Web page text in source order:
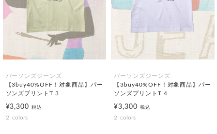
パーソンズジーンズ
【3buy40%OFF！対象商品】パー
ソンズプリントT 3
¥3,300税込
2 colors
パーソンズジーンズ
【3buy40%OFF！対象商品】パー
ソンズプリントT 4
¥3,300 税込
2 colors